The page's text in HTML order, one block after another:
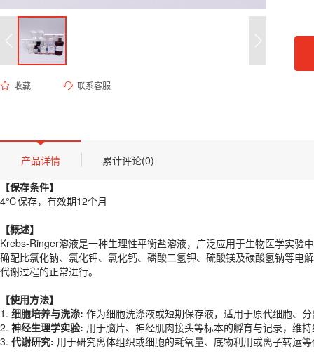
收藏 联系客服
产品描述
【保存条件】
4℃保存，有效期12个月
【概述】
【使用 方法】
1.细胞培养与洗涤: 作为细胞洗涤液或短期保存液，适用于原代细胞、
2.神经生理学实验: 用于脑片、神经肌肉接头等标本的孵育与记录，维
代谢研究
【注意事项】
1. 本品应避光储存于2-8℃环境中，避免长期置于室温，且需确保容器
2. 操作过程中必须严格执行无菌技术要求，接触试剂的器械需经过高
产品详情
累计评论(0)
【保存条件】
4℃保存，有效期12个月
【概述】
Krebs-Ringer溶液是一种生理性平衡盐溶液，广泛应用于生物医学实验
确配比氯化钠、氯化钾、氯化钙、磷酸二氢钾、硫酸镁及碳酸氢钠等电
代谢过程的正常进行。
【使用方法】
1. 细胞培养与洗涤: 作为细胞洗涤液或短期保存液，适用于原代细胞、
2. 神经生理学实验: 用于脑片、神经肌肉接头等标本的孵育与记录，维
3. 代谢研究: 用于研究离体组织或细胞的耗氧量、底物利用或离子转运